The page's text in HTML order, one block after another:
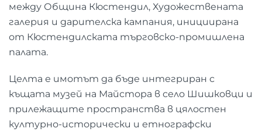
между Община Кюстендил, Художествената
галерия и дарителска кампания, инициирана
от Кюстендилската търговско-промишлена
палата.
Целта е имотът да бъде интегриран с
къщата музей на Майстора в село Шишковци и
прилежащите пространства в цялостен
културно-исторически и етнографски